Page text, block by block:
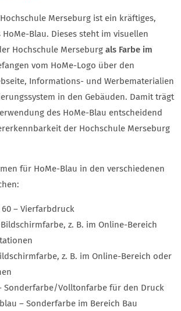
Merseburg ist ein kräftiges,
Blau. Dieses steht im visuellen
Hochschule Merseburg als Farbe im
vom HoMe-Logo über den
Informations- und Werbematerialien
in den Gebäuden. Damit trägt
des HoMe-Blau entscheidend
der Hochschule Merseburg
für HoMe-Blau in den verschiedenen
60 – Vierfarbdruck
Bildschirmfarbe, z. B. im Online-Bereich
z. B. im Online-Bereich oder
– Sonderfarbe/Volltonfarbe für den Druck
– Sonderfarbe im Bereich Bau